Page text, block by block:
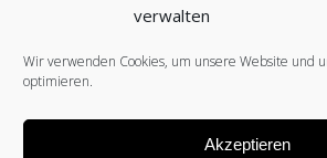
verwalten
Wir verwenden Cookies, um unsere Website und
optimieren.
Akzeptieren
AGB (B2B)
COOKIE-RICHTLINIE (EU)